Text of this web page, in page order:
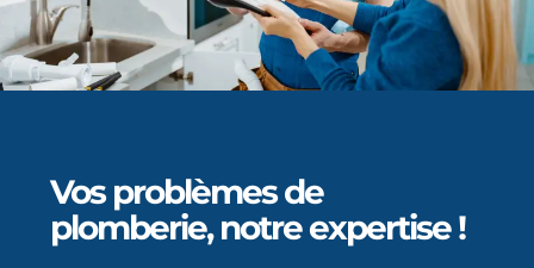
Vos problèmes de
plomberie, notre expertise !